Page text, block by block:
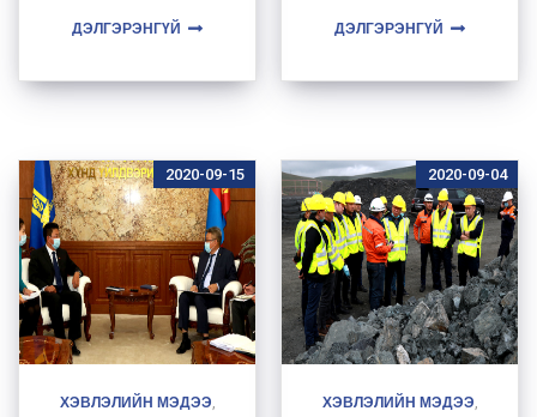
уулзалт
ДЭЛГЭРЭНГҮЙ ДЭЛГЭРЭНГҮЙ
ХЭВЛЭЛИЙН МЭДЭЭ
2020-09-15
ХЭВЛЭЛИЙН МЭДЭЭ
2020-09-04